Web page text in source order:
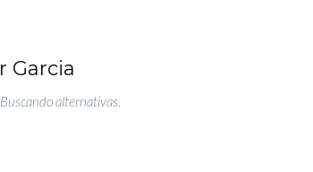
Garcia
alternativas.